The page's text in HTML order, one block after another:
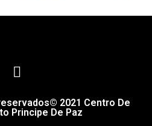
2021 Centro De
Principe De Paz